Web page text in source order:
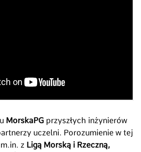
MorskaPG przyszłych inżynierów
uczelni. Porozumienie w tej
z Ligą Morską i Rzeczną,